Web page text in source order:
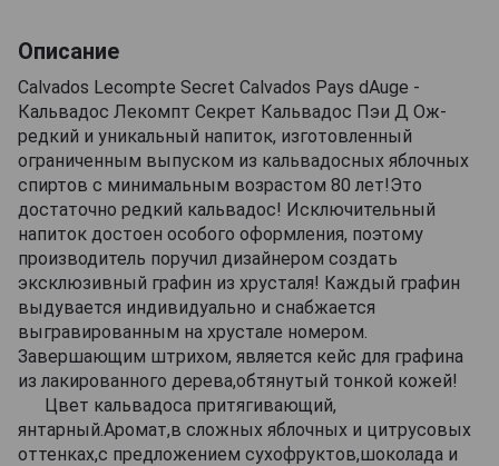
Описание
Calvados Lecompte Secret Calvados Pays dAuge -
Кальвадос Лекомпт Секрет Кальвадос Пэи Д Ож-
редкий и уникальный напиток, изготовленный
ограниченным выпуском из кальвадосных яблочных
спиртов с минимальным возрастом 80 лет!Это
достаточно редкий кальвадос! Исключительный
напиток достоен особого оформления, поэтому
производитель поручил дизайнером создать
эксклюзивный графин из хрусталя! Каждый графин
выдувается индивидуально и снабжается
выгравированным на хрустале номером.
Завершающим штрихом, является кейс для графина
из лакированного дерева,обтянутый тонкой кожей!
Цвет кальвадоса притягивающий,
янтарный.Аромат,в сложных яблочных и цитрусовых
оттенках,с предложением сухофруктов,шоколада и